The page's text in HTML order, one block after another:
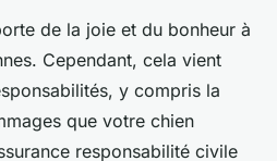
de la joie et du bonheur à
Cependant, cela vient
y compris la
que votre chien
responsabilité civile